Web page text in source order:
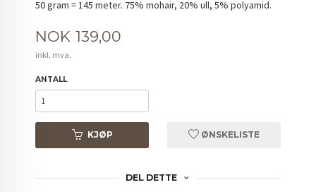
50 gram = 145 meter. 75% mohair, 20% ull, 5% polyamid.
Pris
NOK 139,00
inkl. mva.
ANTALL
KJØP ØNSKELISTE
DEL DETTE